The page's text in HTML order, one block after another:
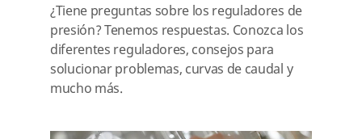
¿Tiene preguntas sobre los reguladores de
presión? Tenemos respuestas. Conozca los
diferentes reguladores, consejos para
solucionar problemas, curvas de caudal y
mucho más.